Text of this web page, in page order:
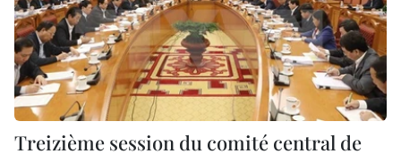
Treizième session du comité central de